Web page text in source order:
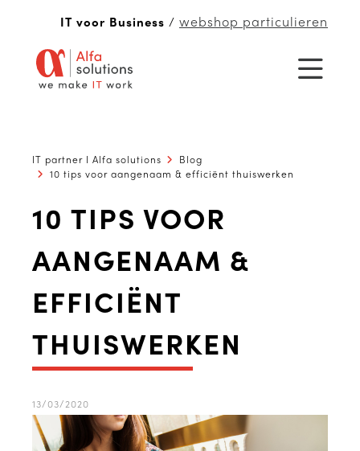
IT voor Business / webshop particulieren
IT partner I Alfa solutions
Blog
10 tips voor aangenaam & efficiënt thuiswerken
10 TIPS VOOR
AANGENAAM &
EFFICIËNT
THUISWERKEN
13/03/2020